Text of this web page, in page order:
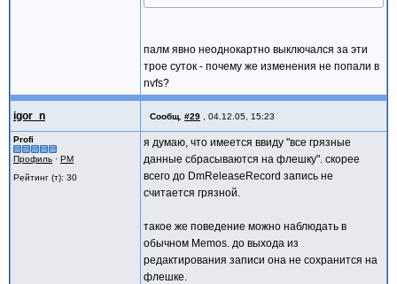
палм явно неоднокартно выключался за эти
трое суток - почему же изменения не попали в
nvfs?
igor_n Сообщ. #29 04.12.05, 15:23
Profi
Профиль · PM
Рейтинг (т): 30
я думаю, что имеется ввиду "все грязные
данные сбрасываются на флешку". скорее
всего до DmReleaseRecord запись не
считается грязной.
такое же поведение можно наблюдать в
обычном Memos. до выхода из
редактирования записи она не сохранится на
флешке.